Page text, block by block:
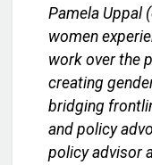
Pamela Uppal
women
work over the
creating
bridging
and policy
policy advisor